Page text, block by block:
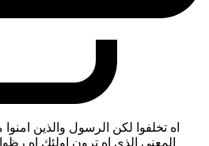
اه تخلفوا لكن الرسول والذين
المعنى الذي اه ترون اولئك اه